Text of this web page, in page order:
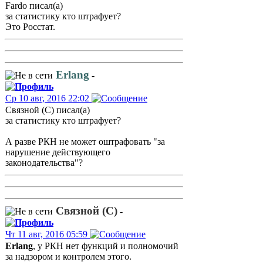
Fardo писал(а)
за статистику кто штрафует?
Это Росстат.
Erlang -
Ср 10 авг, 2016 22:02
Связной (С) писал(а)
за статистику кто штрафует?
А разве РКН не может оштрафовать "за
нарушение действующего
законодательства"?
Связной (С) -
Чт 11 авг, 2016 05:59
Erlang, у РКН нет функций и полномочий
за надзором и контролем этого.